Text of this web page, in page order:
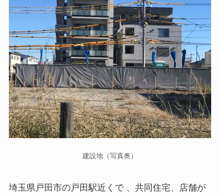
建設地（写真奥）
埼玉県戸田市の戸田駅近くで 、共同住宅、店舗が